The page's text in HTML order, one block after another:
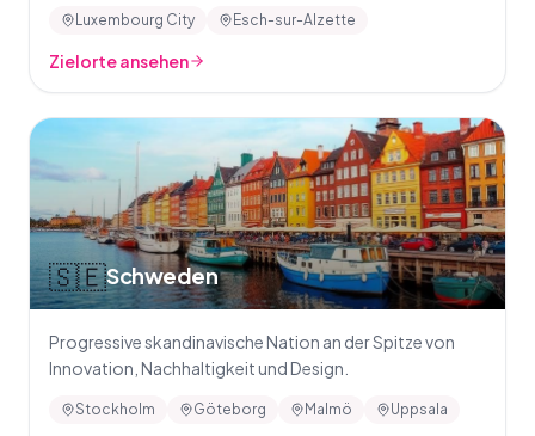
Luxembourg City Esch-sur-Alzette
Zielorte ansehen
🇸🇪Schweden
Progressive skandinavische Nation an der Spitze von
Innovation, Nachhaltigkeit und Design.
Stockholm Göteborg Malmö Uppsala